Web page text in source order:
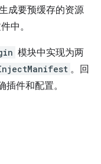
成要预缓存的资源
中。
模块中实现为两
。回
件和配置。